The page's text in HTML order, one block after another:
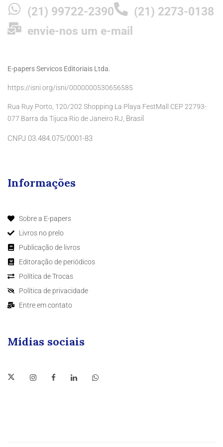
(21) 99722-2390
(21) 2273-0138
envie-nos um e-mail
E-papers Servicos Editoriais Ltda.
https://isni.org/isni/0000000530656585
Rua Ruy Porto, 120/202 Shopping La Playa FestMall CEP 22793-
077 Barra da Tijuca Rio de Janeiro RJ, Brasil
CNPJ 03.484.075/0001-83
Informações
Sobre a E-papers
Livros no prelo
Publicação de livros
Editoração de periódicos
Política de Trocas
Política de privacidade
Entre em contato
Mídias sociais